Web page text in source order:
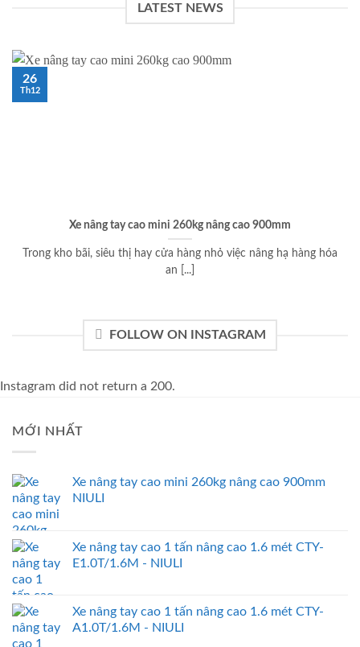
LATEST NEWS
Xe nâng tay cao mini 260kg nâng cao 900mm
Trong kho bãi, siêu thị hay cửa hàng nhỏ việc nâng hạ hàng hóa
an [...]
26
Th12
FOLLOW ON INSTAGRAM
Instagram did not return a 200.
MỚI NHẤT
Xe nâng tay cao mini 260kg nâng cao 900mm
NIULI
Xe nâng tay cao 1 tấn nâng cao 1.6 mét CTY-
E1.0T/1.6M - NIULI
Xe nâng tay cao 1 tấn nâng cao 1.6 mét CTY-
A1.0T/1.6M - NIULI